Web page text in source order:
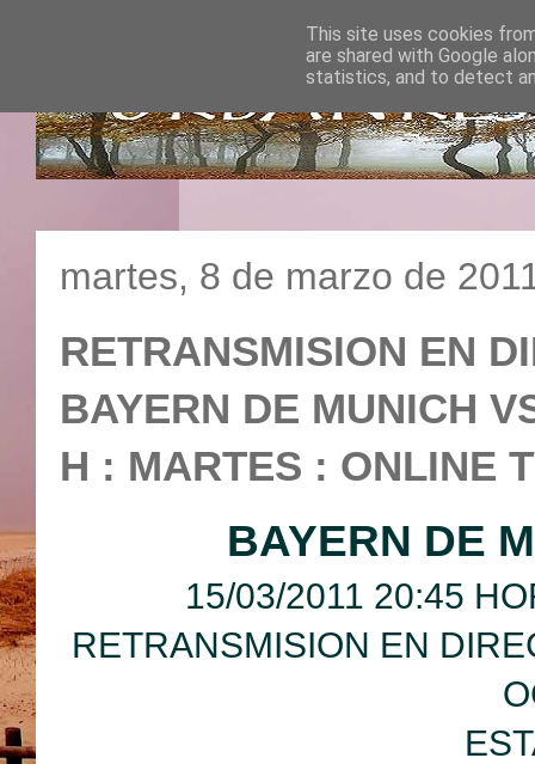
martes, 8 de marzo de
RETRANSMISION EN
BAYERN DE MUNICH
H : MARTES : ONLINE
BAYERN DE
15/03/2011 20:45
RETRANSMISION EN
This site uses cookies
are shared with Google
statistics, and to detect